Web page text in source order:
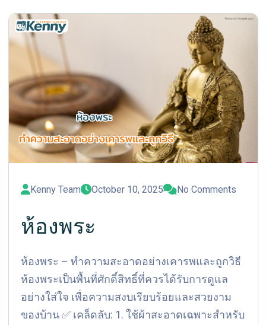
Kenny Team October 10, 2025 No Comments
ห้องพระ
ห้องพระ – ทำความสะอาดอย่างเคารพและถูกวิธี
ห้องพระเป็นพื้นที่ศักดิ์สิทธิ์ที่ควรได้รับการดูแล
อย่างใส่ใจ เพื่อความสงบเรียบร้อยและสวยงาม
ของบ้าน ✅ เคล็ดลับ: 1. ใช้ผ้าสะอาดเฉพาะสำหรับ